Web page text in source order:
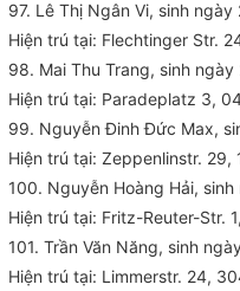
97. Lê Thị Ngân Vi, sinh
Hiện trú tại: Flechtinger Str.
98. Mai Thu Trang, sinh
Hiện trú tại: Paradeplatz 3,
99. Nguyễn Đinh Đức Max,
Hiện trú tại: Zeppenlinstr. 29,
100. Nguyễn Hoàng Hải,
Hiện trú tại: Fritz-Reuter-Str.
101. Trần Văn Năng, sinh
Hiện trú tại: Limmerstr. 24,